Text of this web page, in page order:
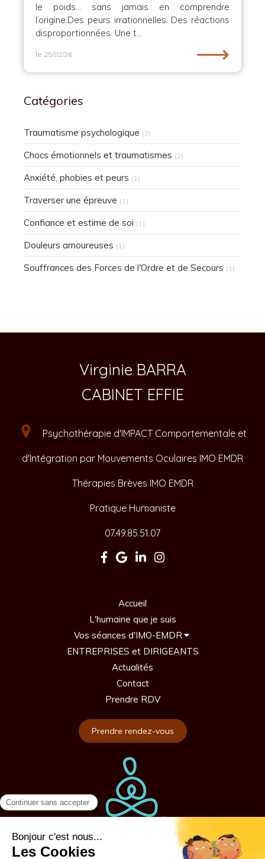
le poids… sans jamais en comprendre
l’origine.Des peurs irrationnelles. Des réactions
disproportionnées. Une t...
le 25/02/26 ⟶
Catégories
Traumatisme psychologique (3)
Chocs émotionnels et traumatismes (2)
Anxiété, phobies et peurs (1)
Traverser une épreuve (1)
Confiance et estime de soi (1)
Douleurs amoureuses (1)
Souffrances des Forces de l'Ordre et de Secours (1)
Virginie BARRA
CABINET EFFIE
Psychothérapie d'IMPACT Comportementale et
d'Intégration par Mouvements Oculaires IMO EMDR
Thérapies Brèves IMO EMDR
Pratique Humaniste
07.49.85.51.07
Accueil
L'humaine que je suis
Vos séances d'IMO-EMDR
ENTREPRISES et DIRIGEANTS
Actualités
Contact
Prendre RDV
Prendre rendez-vous